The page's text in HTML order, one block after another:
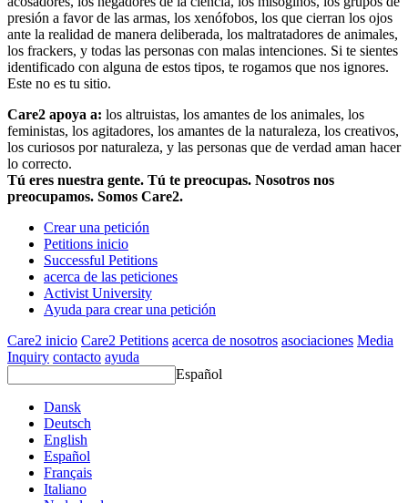
presión a favor de las armas, los xenófobos, los que cierran los ojos
ante la realidad de manera deliberada, los maltratadores de animales,
los frackers, y todas las personas con malas intenciones. Si te sientes
identificado con alguna de estos tipos, te rogamos que nos ignores.
Este no es tu sitio.
Care2 apoya a: los altruistas, los amantes de los animales, los
feministas, los agitadores, los amantes de la naturaleza, los creativos,
los curiosos por naturaleza, y las personas que de verdad aman hacer
lo correcto.
Tú eres nuestra gente. Tú te preocupas. Nosotros nos
preocupamos. Somos Care2.
Crear una petición
Petitions inicio
Successful Petitions
acerca de las peticiones
Activist University
Ayuda para crear una petición
Care2 inicio Care2 Petitions acerca de nosotros asociaciones Media
Inquiry contacto ayuda
Español
Dansk
Deutsch
English
Español
Français
Italiano